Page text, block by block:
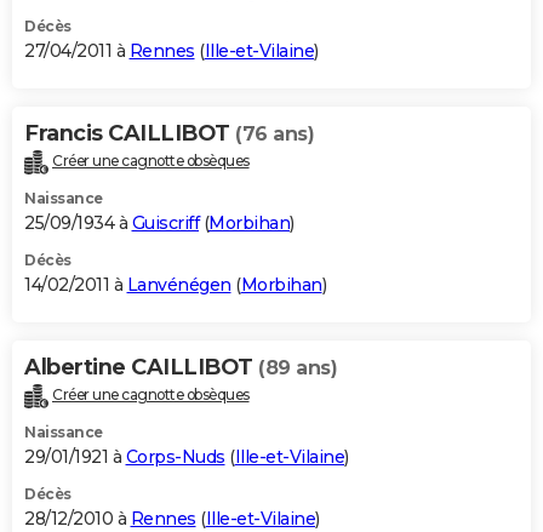
Décès
27/04/2011 à Rennes (Ille-et-Vilaine)
Francis CAILLIBOT (76 ans)
Créer une cagnotte obsèques
Naissance
25/09/1934 à Guiscriff(Morbihan)
Décès
14/02/2011 à Lanvénégen (Morbihan)
Albertine CAILLIBOT (89 ans)
Créer une cagnotte obsèques
Naissance
29/01/1921 à Corps-Nuds (Ille-et-Vilaine)
Décès
28/12/2010 à Rennes (Ille-et-Vilaine)